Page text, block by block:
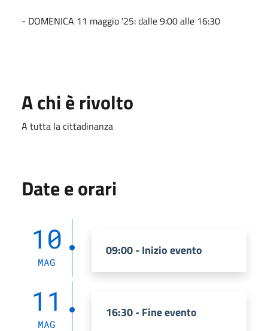
- DOMENICA 11 maggio '25: dalle 9:00 alle 16:30
A chi è rivolto
A tutta la cittadinanza
Date e orari
10
MAG
09:00 - Inizio evento
11
MAG
16:30 - Fine evento